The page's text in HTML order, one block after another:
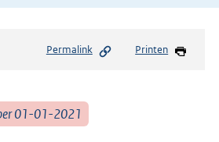
Permalink Printen
01-01-2021